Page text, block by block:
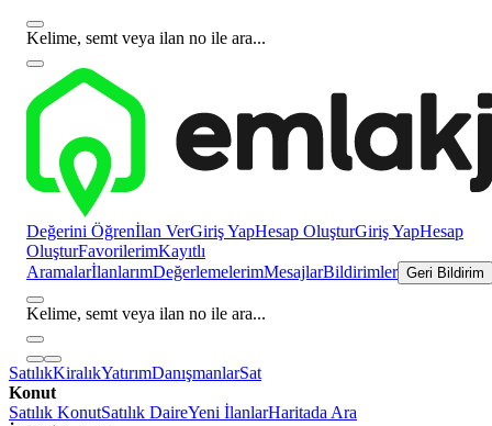
Kelime, semt veya ilan no ile ara...
Değerini Öğrenİlan VerGiriş YapHesap OluşturGiriş YapHesap
OluşturFavorilerimKayıtlı
AramalarİlanlarımDeğerlemelerimMesajlarBildirimler Geri Bildirim
Kelime, semt veya ilan no ile ara...
SatılıkKiralıkYatırımDanışmanlarSat
Konut
Satılık KonutSatılık DaireYeni İlanlarHaritada Ara